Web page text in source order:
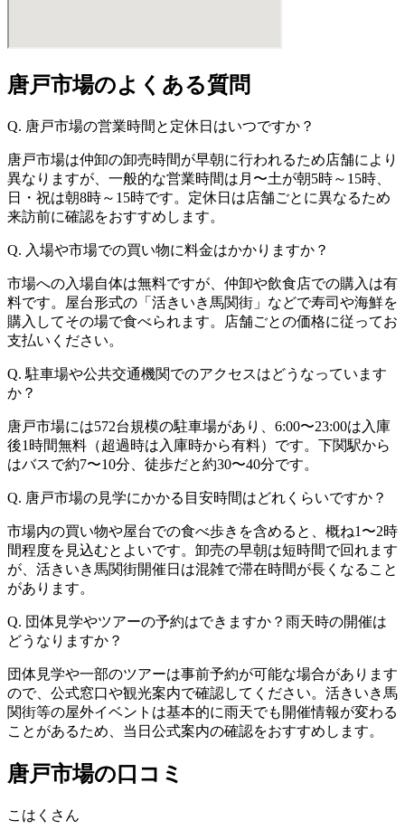
唐戸市場のよくある質問
Q. 唐戸市場の営業時間と定休日はいつですか？
唐戸市場は仲卸の卸売時間が早朝に行われるため店舗により
異なりますが、一般的な営業時間は月〜土が朝5時～15時、
日・祝は朝8時～15時です。定休日は店舗ごとに異なるため
来訪前に確認をおすすめします。
Q. 入場や市場での買い物に料金はかかりますか？
市場への入場自体は無料ですが、仲卸や飲食店での購入は有
料です。屋台形式の「活きいき馬関街」などで寿司や海鮮を
購入してその場で食べられます。店舗ごとの価格に従ってお
支払いください。
Q. 駐車場や公共交通機関でのアクセスはどうなっています
か？
唐戸市場には572台規模の駐車場があり、6:00〜23:00は入庫
後1時間無料（超過時は入庫時から有料）です。下関駅から
はバスで約7〜10分、徒歩だと約30〜40分です。
Q. 唐戸市場の見学にかかる目安時間はどれくらいですか？
市場内の買い物や屋台での食べ歩きを含めると、概ね1〜2時
間程度を見込むとよいです。卸売の早朝は短時間で回れます
が、活きいき馬関街開催日は混雑で滞在時間が長くなること
があります。
Q. 団体見学やツアーの予約はできますか？雨天時の開催は
どうなりますか？
団体見学や一部のツアーは事前予約が可能な場合があります
ので、公式窓口や観光案内で確認してください。活きいき馬
関街等の屋外イベントは基本的に雨天でも開催情報が変わる
ことがあるため、当日公式案内の確認をおすすめします。
唐戸市場の口コミ
こはくさん